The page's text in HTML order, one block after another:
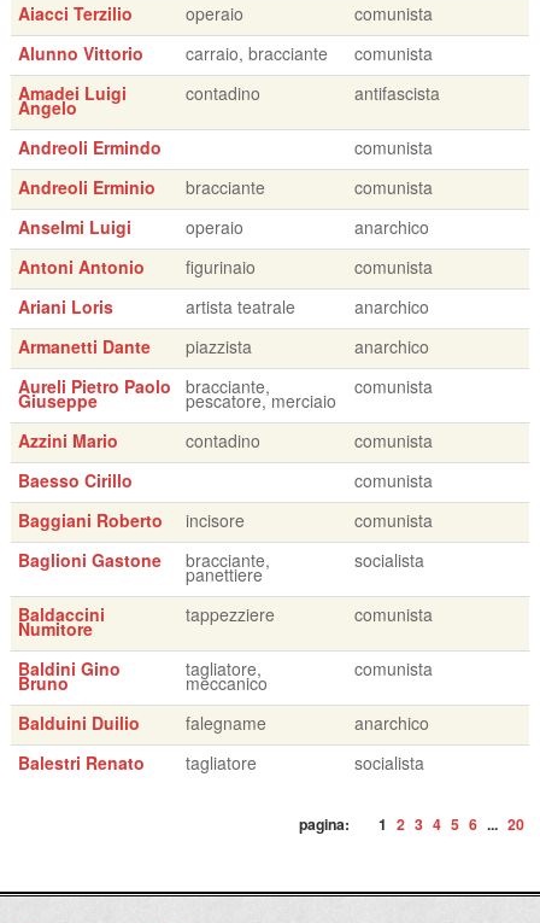
Aiacci Terzilio
operaio
comunista
Alunno Vittorio
carraio, bracciante
comunista
Amadei Luigi
Angelo
contadino antifascista
Andreoli Ermindo
comunista
Andreoli Erminio
bracciante
comunista
Anselmi Luigi
operaio
anarchico
Antoni Antonio
figurinaio
comunista
Ariani Loris
artista teatrale
anarchico
Armanetti Dante
piazzista
anarchico
Aureli Pietro Paolo
Giuseppe
bracciante,
pescatore, merciaio
comunista
Azzini Mario contadino
comunista
Baesso Cirillo
comunista
Baggiani Roberto
incisore
comunista
Baglioni Gastone
bracciante,
panettiere
socialista
Baldaccini
Numitore
tappezziere comunista
Baldini Gino
Bruno
tagliatore,
meccanico
comunista
Balduini Duilio falegname
anarchico
Balestri Renato
tagliatore socialista
pagina: 1 2 3 4 5 6 ... 20